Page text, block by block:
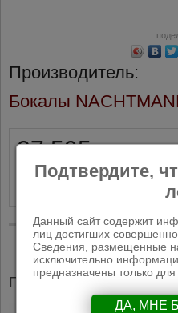
Производитель:
Бокалы
27 595
Похожие
Подтвердите,
Данный сайт содержит
лиц достигших
Сведения, размещенные
исключительно
предназначены только для
ДА, МНЕ